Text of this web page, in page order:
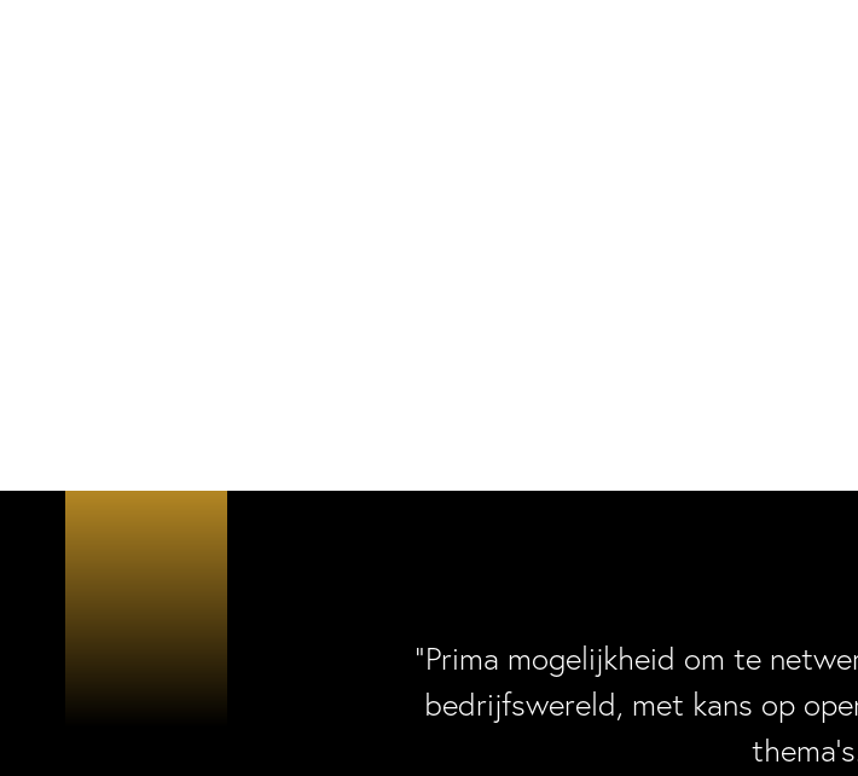
“Prima mogelijkheid om te
bedrijfswereld, met kans op